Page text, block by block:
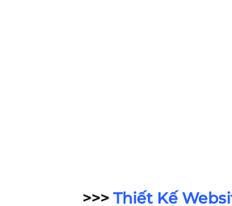
>>> Thiết Kế